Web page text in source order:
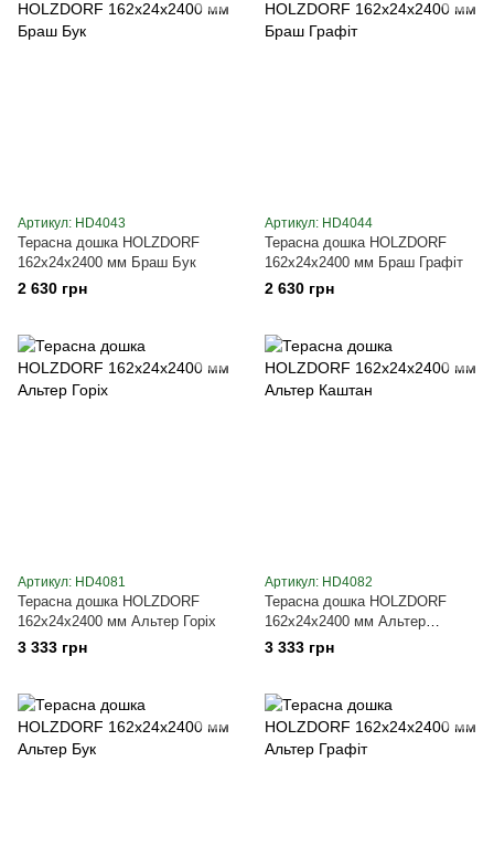
Артикул: HD4043
Терасна дошка HOLZDORF
162х24х2400 мм Браш Бук
2 630 грн
Артикул: HD4044
Терасна дошка HOLZDORF
162х24х2400 мм Браш Графіт
2 630 грн
Артикул: HD4081
Терасна дошка HOLZDORF
162х24х2400 мм Альтер Горіх
3 333 грн
Артикул: HD4082
Терасна дошка HOLZDORF
162х24х2400 мм Альтер
Каштан
3 333 грн